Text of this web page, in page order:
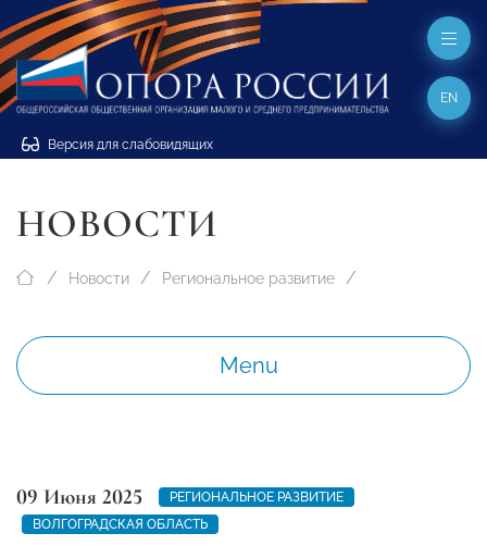
Версия для слабовидящих
EN
НОВОСТИ
Новости Региональное развитие
Menu
09 Июня 2025
РЕГИОНАЛЬНОЕ РАЗВИТИЕ
ВОЛГОГРАДСКАЯ ОБЛАСТЬ